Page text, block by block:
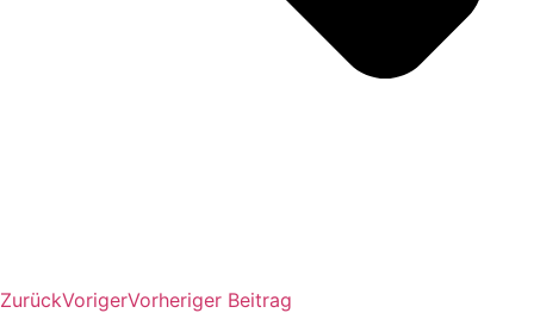
ZurückVorigerVorheriger Beitrag